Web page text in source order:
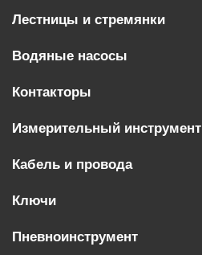
Лестницы и стремянки
Водяные насосы
Контакторы
Измерительный инструмент
Кабель и провода
Ключи
Пневноинструмент